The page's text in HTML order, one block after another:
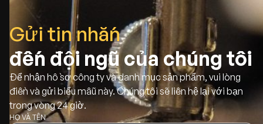
Gửi tin nhắn
đến đội ngũ của chúng tôi
Để nhận hồ sơ công ty và danh mục sản phẩm, vui lòng
điền và gửi biểu mẫu này. Chúng tôi sẽ liên hệ lại với bạn
trong vòng 24 giờ.
HỌ VÀ TÊN